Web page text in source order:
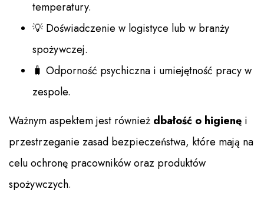
temperatury.
💡 Doświadczenie w logistyce lub w branży
spożywczej.
🧳 Odporność psychiczna i umiejętność pracy w
zespole.
Ważnym aspektem jest również dbałość o higienę i
przestrzeganie zasad bezpieczeństwa, które mają na
celu ochronę pracowników oraz produktów
spożywczych.